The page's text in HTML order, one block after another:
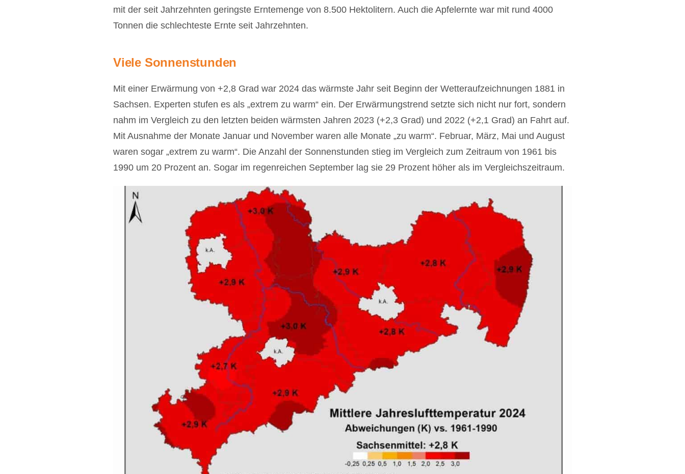
mit der seit Jahrzehnten geringste Erntemenge von 8.500 Hektolitern. Auch die Apfelernte war mit rund 4000
Tonnen die schlechteste Ernte seit Jahrzehnten.
Viele Sonnenstunden
Mit einer Erwärmung von +2,8 Grad war 2024 das wärmste Jahr seit Beginn der Wetteraufzeichnungen 1881 in
Sachsen. Experten stufen es als „extrem zu warm“ ein. Der Erwärmungstrend setzte sich nicht nur fort, sondern
nahm im Vergleich zu den letzten beiden wärmsten Jahren 2023 (+2,3 Grad) und 2022 (+2,1 Grad) an Fahrt auf.
Mit Ausnahme der Monate Januar und November waren alle Monate „zu warm“. Februar, März, Mai und August
waren sogar „extrem zu warm“. Die Anzahl der Sonnenstunden stieg im Vergleich zum Zeitraum von 1961 bis
1990 um 20 Prozent an. Sogar im regenreichen September lag sie 29 Prozent höher als im Vergleichszeitraum.